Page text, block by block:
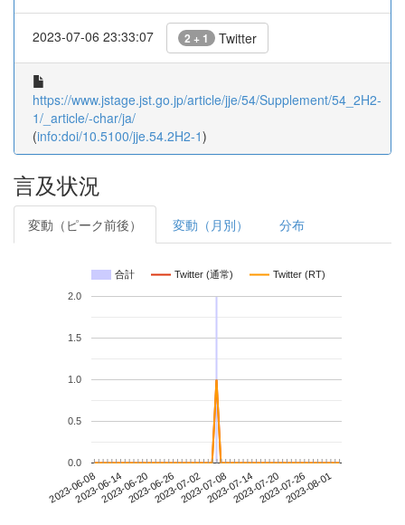
2023-07-06 23:33:07 2 + 1 Twitter
https://www.jstage.jst.go.jp/article/jje/54/Supplement/54_2H2-
1/_article/-char/ja/
(info:doi/10.5100/jje.54.2H2-1)
言及状況
変動（ピーク前後） 変動（月別） 分布
合計 Twitter (通常) Twitter (RT)
2023-06-082023-06-142023-06-202023-06-262023-07-022023-07-082023-07-142023-07-202023-07-262023-08-01
0.0
0.5
1.0
1.5
2.0